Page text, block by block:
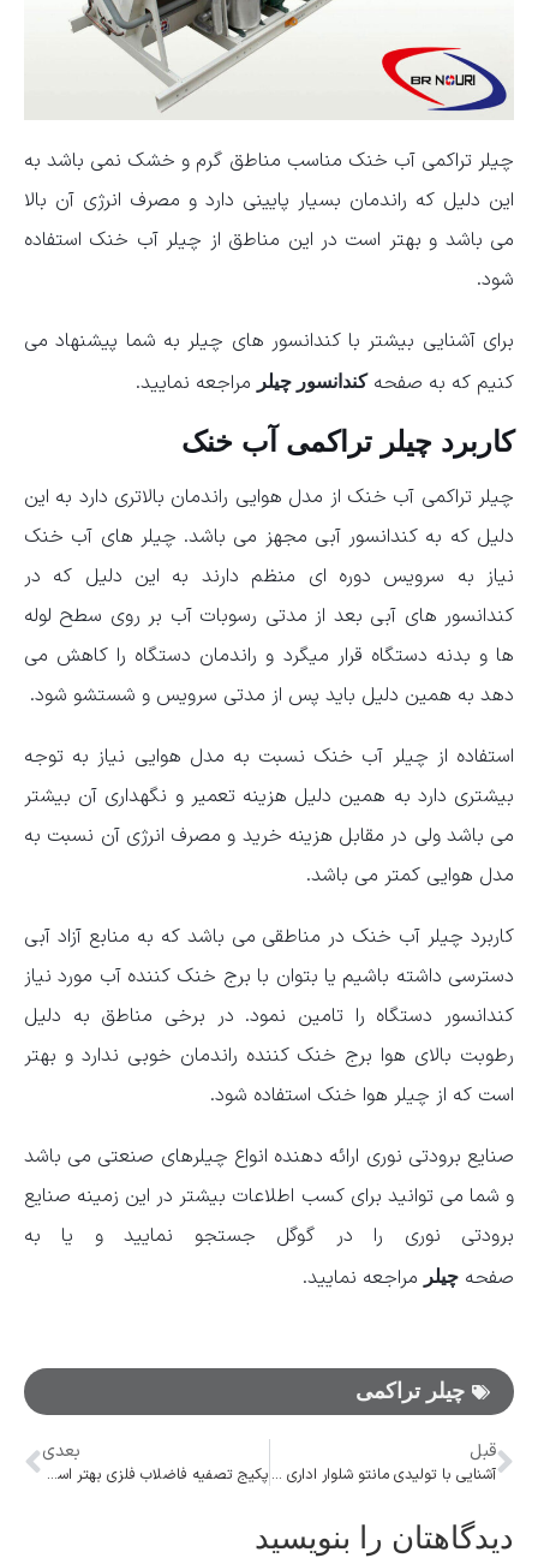
چیلر تراکمی آب خنک مناسب مناطق گرم و خشک نمی باشد به
این دلیل که راندمان بسیار پایینی دارد و مصرف انرژی آن بالا
می باشد و بهتر است در این مناطق از چیلر آب خنک استفاده
شود.
برای آشنایی بیشتر با کندانسور های چیلر به شما پیشنهاد می
کنیم که به صفحهکندانسور چیلر مراجعه نمایید.
کاربرد چیلر تراکمی آب خنک
چیلر تراکمی آب خنک از مدل هوایی راندمان بالاتری دارد به این
دلیل که به کندانسور آبی مجهز می باشد. چیلر های آب خنک
نیاز به سرویس دوره ای منظم دارند به این دلیل که در
کندانسور های آبی بعد از مدتی رسوبات آب بر روی سطح لوله
ها و بدنه دستگاه قرار میگرد و راندمان دستگاه را کاهش می
دهد به همین دلیل باید پس از مدتی سرویس و شستشو شود.
استفاده از چیلر آب خنک نسبت به مدل هوایی نیاز به توجه
بیشتری دارد به همین دلیل هزینه تعمیر و نگهداری آن بیشتر
می باشد ولی در مقابل هزینه خرید و مصرف انرژی آن نسبت به
مدل هوایی کمتر می باشد.
کاربرد چیلر آب خنک در مناطقی می باشد که به منابع آزاد آبی
دسترسی داشته باشیم یا بتوان با برج خنک کننده آب مورد نیاز
کندانسور دستگاه را تامین نمود. در برخی مناطق به دلیل
رطوبت بالای هوا برج خنک کننده راندمان خوبی ندارد و بهتر
است که از چیلر هوا خنک استفاده شود.
صنایع برودتی نوری ارائه دهنده انواع چیلرهای صنعتی می باشد
و شما می توانید برای کسب اطلاعات بیشتر در این زمینه صنایع
برودتی نوری را در گوگل جستجو نمایید و یا به
صفحه چیلر مراجعه نمایید.
چیلر تراکمی
قبل
آشنایی با تولیدی مانتو شلوار اداری طاعتی
بعدی
پکیج تصفیه فاضلاب فلزی بهتر است یا پلی اتیلن؟
دیدگاهتان را بنویسید